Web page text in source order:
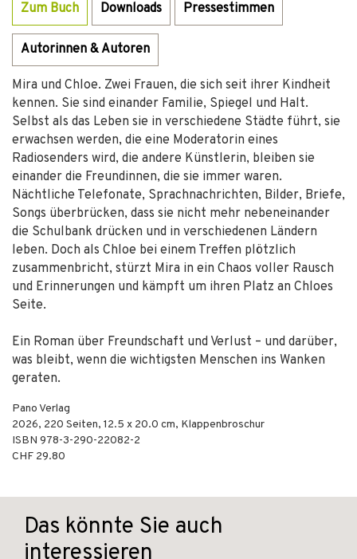
Zum Buch Downloads Pressestimmen
Autorinnen & Autoren
Mira und Chloe. Zwei Frauen, die sich seit ihrer Kindheit
kennen. Sie sind einander Familie, Spiegel und Halt.
Selbst als das Leben sie in verschiedene Städte führt, sie
erwachsen werden, die eine Moderatorin eines
Radiosenders wird, die andere Künstlerin, bleiben sie
einander die Freundinnen, die sie immer waren.
Nächtliche Telefonate, Sprachnachrichten, Bilder, Briefe,
Songs überbrücken, dass sie nicht mehr nebeneinander
die Schulbank drücken und in verschiedenen Ländern
leben. Doch als Chloe bei einem Treffen plötzlich
zusammenbricht, stürzt Mira in ein Chaos voller Rausch
und Erinnerungen und kämpft um ihren Platz an Chloes
Seite.
Ein Roman über Freundschaft und Verlust – und darüber,
was bleibt, wenn die wichtigsten Menschen ins Wanken
geraten.
Pano Verlag
2026, 220 Seiten, 12.5 x 20.0 cm, Klappenbroschur
ISBN 978-3-290-22082-2
CHF 29.80
Das könnte Sie auch